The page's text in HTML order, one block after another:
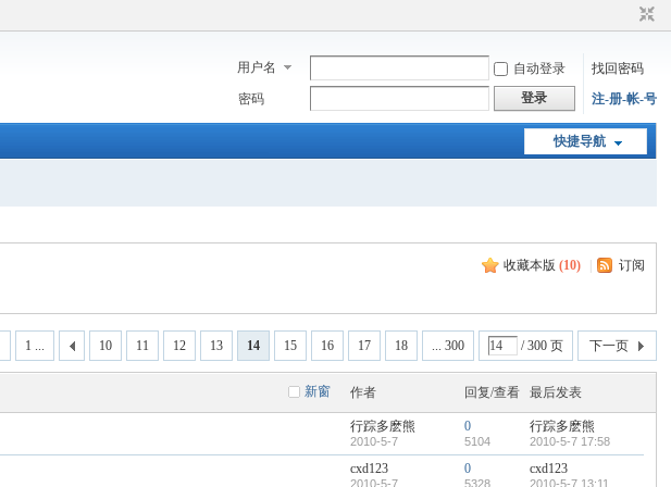
用户名 自动登录
找回密码
密码
登录 注-册-帐-号
快捷导航
收藏本版 (10) 订阅
1 ... 10 11 12 13 14 15 16 17 18 ... 300 / 300 页 下一页
新窗 作者 回复/查看 最后发表
行踪多麽熊
2010-5-7
0
5104
行踪多麽熊
2010-5-7 17:58
cxd123
2010-5-7
0
5328
cxd123
2010-5-7 13:11